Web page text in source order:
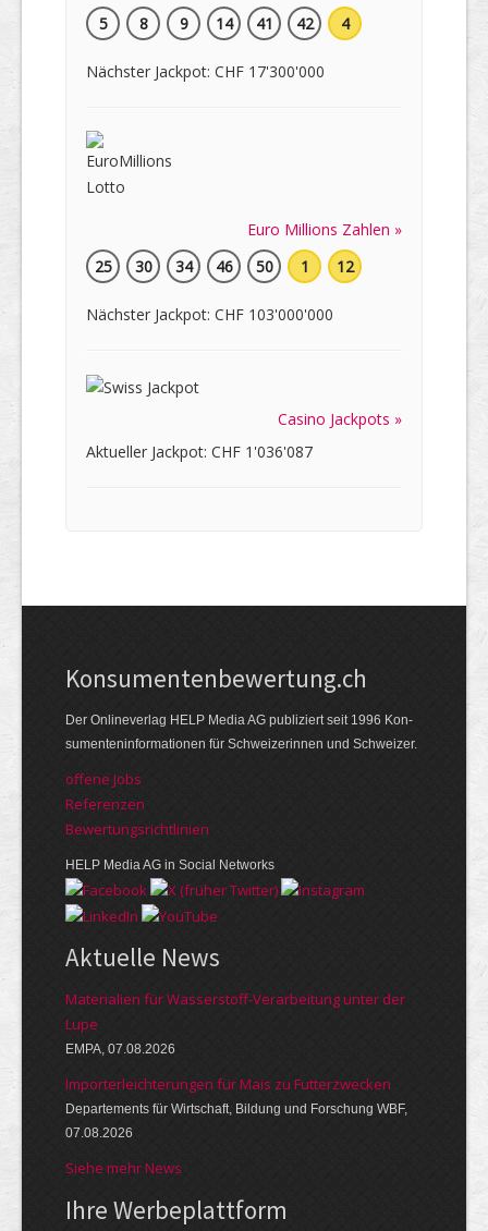
5
8 9 14 41 42 4
Nächster Jackpot: CHF 17'300'000
Euro Millions Zahlen »
25
30 34 46 50 1 12
Nächster Jackpot: CHF 103'000'000
Casino Jackpots »
Aktueller Jackpot: CHF 1'036'087
Kon­su­menten­be­wer­tung.ch
Der Online­verlag HELP Media AG publi­ziert seit 1996 Kon­
su­menten­infor­mationen für Schwei­zerinnen und Schweizer.
offene Jobs
Referenzen
Bewer­tungs­richt­linien
HELP Media AG in Social Networks
Aktuelle News
Materialien für Wasserstoff-Verarbeitung unter der
Lupe
EMPA, 07.08.2026
Importerleichterungen für Mais zu Futterzwecken
Departements für Wirtschaft, Bildung und Forschung WBF,
07.08.2026
Siehe mehr News
Ihre Werbe­platt­form